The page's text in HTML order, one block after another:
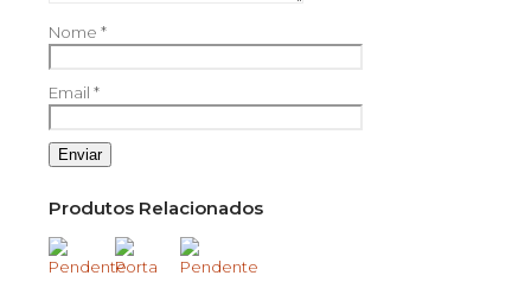
Nome *
Email *
Produtos Relacionados